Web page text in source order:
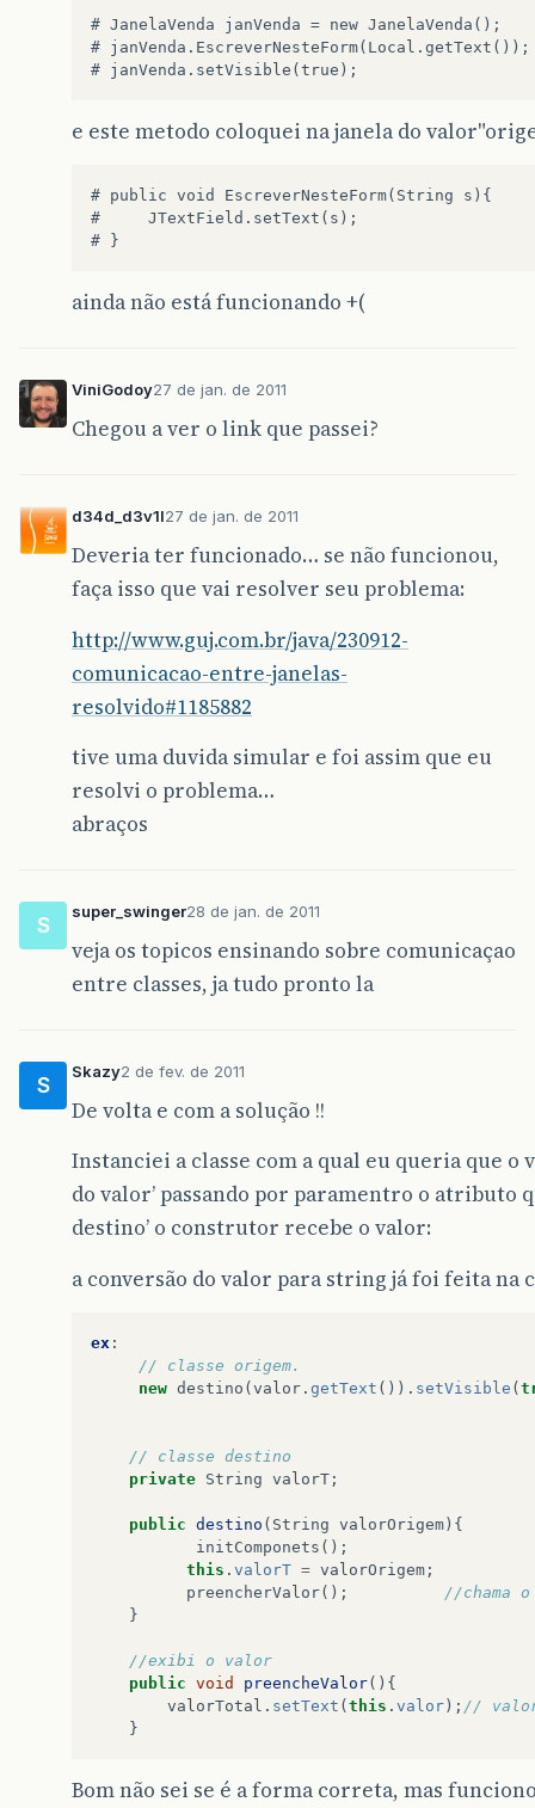
# JanelaVenda janVenda = new JanelaVenda();
#
e este metodo coloquei na janela do
# public void EscreverNesteForm(String s){
#     JTextField.setText(s);
ainda não está funcionando +(
ViniGodoy27 de jan. de 2011
Chegou a ver o link que passei?
d34d_d3v1l27 de jan. de 2011
Deveria ter funcionado… se não funcionou,
faça isso que vai resolver seu problema:
http://www.guj.com.br/java/230912-
comunicacao-entre-janelas-
resolvido#1185882
tive uma duvida simular e foi assim que eu
resolvi o problema…
abraços
S
super_swinger28 de jan. de 2011
veja os topicos ensinando sobre comunicaçao
entre classes, ja tudo pronto la
S
Skazy2 de fev. de 2011
De volta e com a solução !!
Instanciei a classe com a qual eu queria que o
do valor’ passando por paramentro o atributo
destino’ o construtor recebe o valor:
a conversão do valor para string já foi feita na
ex :
// classe origem.
new destino ( valor . getText ()). setVisible (
// classe destino
private String valorT ;
public destino ( String valorOrigem ){
initComponets ();
this . valorT = valorOrigem ;
preencherValor();
//chama
}
//exibi o valor
public void preencheValor(){
valorTotal . setText ( this . valor ); //
}
Bom não sei se é a forma correta, mas